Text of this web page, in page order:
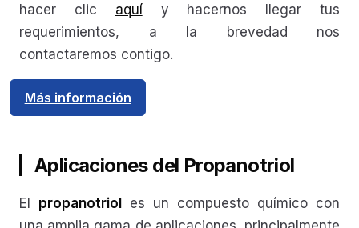
hacer clic aquíy hacernos llegar tus
requerimientos, a la brevedad nos
contactaremos contigo.
Más información
Aplicaciones del Propanotriol
El propanotriol
es un compuesto químico con